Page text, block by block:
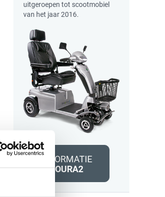
uitgeroepen tot scootmobiel
van het jaar 2016.
INFORMATIE
TOURA2